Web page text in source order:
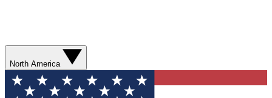
North America